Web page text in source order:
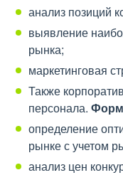
анализ позиций
выявление
рынка;
маркетинговая
Также
персонала.
определение
рынке с учетом
анализ цен